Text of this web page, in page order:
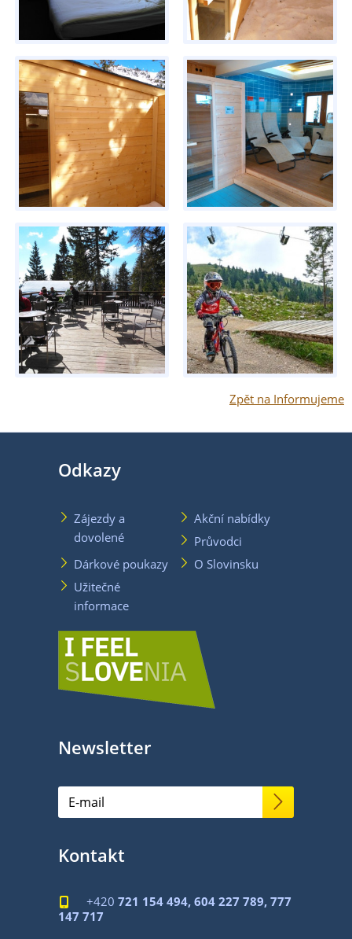
Zpět na Informujeme
Odkazy
Zájezdy a
dovolené
Akční nabídky
Průvodci
Dárkové poukazy
O Slovinsku
Užitečné
informace
Newsletter
Kontakt
 +420 721 154 494, 604 227 789, 777
147 717